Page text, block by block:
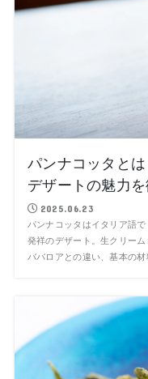
パンナコッタと
デザートの魅力
2025.06.23
パンナコッタはイタリア語
発祥のデザート。生クリー
ババロアとの違い、基本の